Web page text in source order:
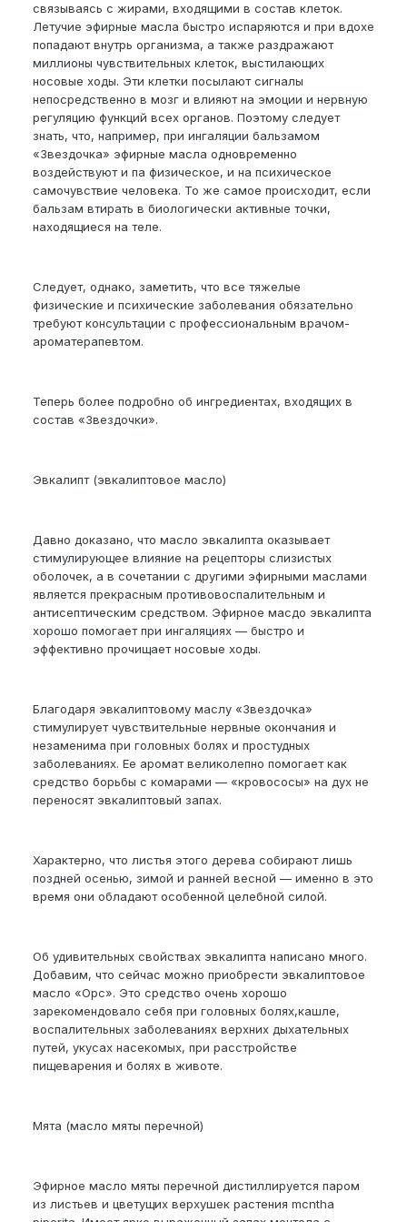
связываясь с жирами, входящими в состав клеток.
Летучие эфирные масла быстро испаряются и при вдохе
попадают внутрь организма, а также раздражают
миллионы чувствительных клеток, выстилающих
носовые ходы. Эти клетки посылают сигналы
непосредственно в мозг и влияют на эмоции и нервную
регуляцию функций всех органов. Поэтому следует
знать, что, например, при ингаляции бальзамом
«Звездочка» эфирные масла одновременно
воздействуют и па физическое, и на психическое
самочувствие человека. То же самое происходит, если
бальзам втирать в биологически активные точки,
находящиеся на теле.
Следует, однако, заметить, что все тяжелые
физические и психические заболевания обязательно
требуют консультации с профессиональным врачом-
ароматерапевтом.
Теперь более подробно об ингредиентах, входящих в
состав «Звездочки».
Эвкалипт (эвкалиптовое масло)
Давно доказано, что масло эвкалипта оказывает
стимулирующее влияние на рецепторы слизистых
оболочек, а в сочетании с другими эфирными маслами
является прекрасным противовоспалительным и
антисептическим средством. Эфирное масдо эвкалипта
хорошо помогает при ингаляциях — быстро и
эффективно прочищает носовые ходы.
Благодаря эвкалиптовому маслу «Звездочка»
стимулирует чувствительные нервные окончания и
незаменима при головных болях и простудных
заболеваниях. Ее аромат великолепно помогает как
средство борьбы с комарами — «кровососы» на дух не
переносят эвкалиптовый запах.
Характерно, что листья этого дерева собирают лишь
поздней осенью, зимой и ранней весной — именно в это
время они обладают особенной целебной силой.
Об удивительных свойствах эвкалипта написано много.
Добавим, что сейчас можно приобрести эвкалиптовое
масло «Орс». Это средство очень хорошо
зарекомендовало себя при головных болях,кашле,
воспалительных заболеваниях верхних дыхательных
путей, укусах насекомых, при расстройстве
пищеварения и болях в животе.
Мята (масло мяты перечной)
Эфирное масло мяты перечной дистиллируется паром
из листьев и цветущих верхушек растения mcntha